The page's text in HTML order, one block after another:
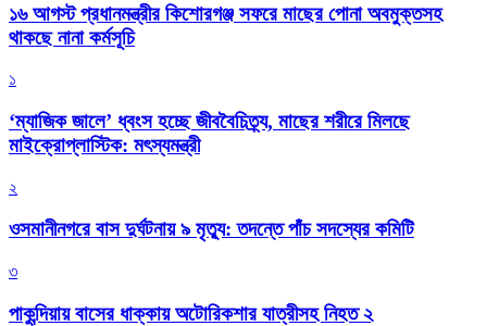
১৬ আগস্ট প্রধানমন্ত্রীর কিশোরগঞ্জ সফরে মাছের পোনা অবমুক্তসহ
থাকছে নানা কর্মসূচি
১
‘ম্যাজিক জালে’ ধ্বংস হচ্ছে জীববৈচিত্র্য, মাছের শরীরে মিলছে
মাইক্রোপ্লাস্টিক: মৎস্যমন্ত্রী
২
ওসমানীনগরে বাস দুর্ঘটনায় ৯ মৃত্যু: তদন্তে পাঁচ সদস্যের কমিটি
৩
পাকুন্দিয়ায় বাসের ধাক্কায় অটোরিকশার যাত্রীসহ নিহত ২